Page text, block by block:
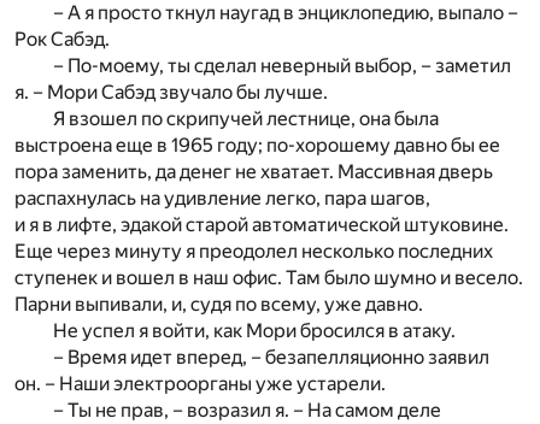
– А я просто ткнул наугад в энциклопедию, выпало –
Рок Сабэд.
– По-моему, ты сделал неверный выбор, – заметил
я. – Мори Сабэд звучало бы лучше.
Я взошел по скрипучей лестнице, она была
выстроена еще в 1965 году; по-хорошему давно бы ее
пора заменить, да денег не хватает. Массивная дверь
распахнулась на удивление легко, пара шагов,
и я в лифте, эдакой старой автоматической штуковине.
Еще через минуту я преодолел несколько последних
ступенек и вошел в наш офис. Там было шумно и весело.
Парни выпивали, и, судя по всему, уже давно.
Не успел я войти, как Мори бросился в атаку.
– Время идет вперед, – безапелляционно заявил
он. – Наши электроорганы уже устарели.
– Ты не прав, – возразил я. – На самом деле